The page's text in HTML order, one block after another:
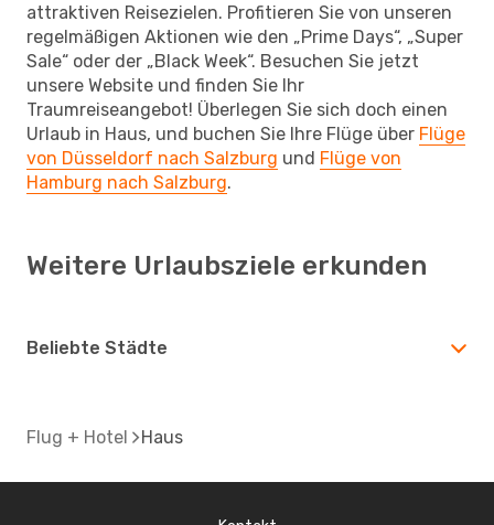
attraktiven Reisezielen. Profitieren Sie von unseren
regelmäßigen Aktionen wie den „Prime Days“, „Super
Sale“ oder der „Black Week“. Besuchen Sie jetzt
unsere Website und finden Sie Ihr
Traumreiseangebot! Überlegen Sie sich doch einen
Urlaub in Haus, und buchen Sie Ihre Flüge über Flüge
von Düsseldorf nach Salzburg und Flüge von
Hamburg nach Salzburg.
Weitere Urlaubsziele erkunden
Beliebte Städte
Flug + Hotel Haus